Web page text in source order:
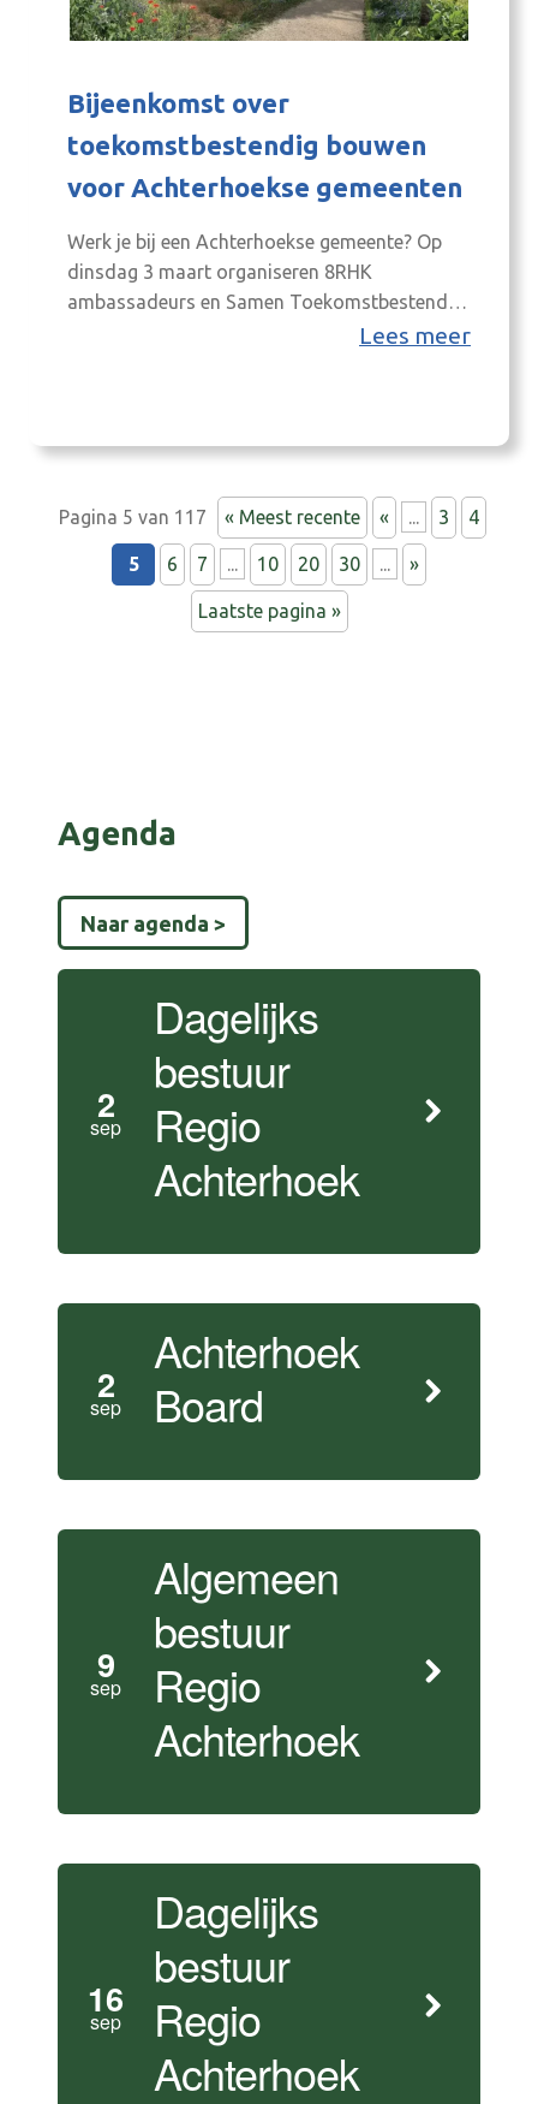
Bijeenkomst over
toekomstbestendig bouwen
voor Achterhoekse gemeenten
Werk je bij een Achterhoekse gemeente? Op
dinsdag 3 maart organiseren 8RHK
ambassadeurs en Samen Toekomstbestendig
Bouwen een bijeenkomst op De Kwekerij in
gemeenten bij toekomstbestendige
vragen als: welke eisen kun je stellen…
Lees meer
Pagina 5 van 117 « Meest recente « ... 3 4
5 6 7 ... 10 20 30 ... »
Laatste pagina »
Agenda
Naar agenda >
2
sep
Dagelijks
bestuur
Regio
Achterhoek
2
sep
Achterhoek
Board
9
sep
Algemeen
bestuur
Regio
Achterhoek
16
sep
Dagelijks
bestuur
Regio
Achterhoek